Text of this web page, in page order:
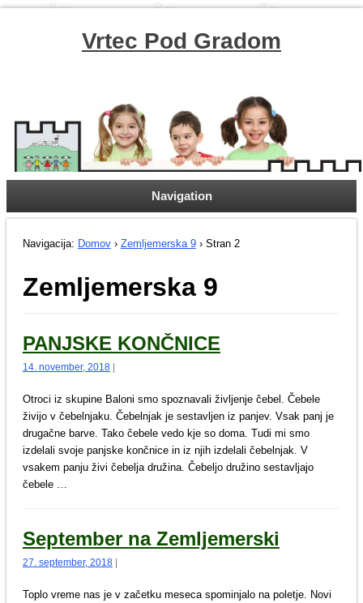
Vrtec Pod Gradom
Navigation
Navigacija: Domov› Zemljemerska 9› Stran 2
Zemljemerska 9
PANJSKE KONČNICE
14. november, 2018|
Otroci iz skupine Baloni smo spoznavali življenje čebel. Čebele
živijo v čebelnjaku. Čebelnjak je sestavljen iz panjev. Vsak panj je
drugačne barve. Tako čebele vedo kje so doma. Tudi mi smo
izdelali svoje panjske končnice in iz njih izdelali čebelnjak. V
vsakem panju živi čebelja družina. Čebeljo družino sestavljajo
čebele …
September na Zemljemerski
27. september, 2018|
Toplo vreme nas je v začetku meseca spominjalo na poletje. Novi